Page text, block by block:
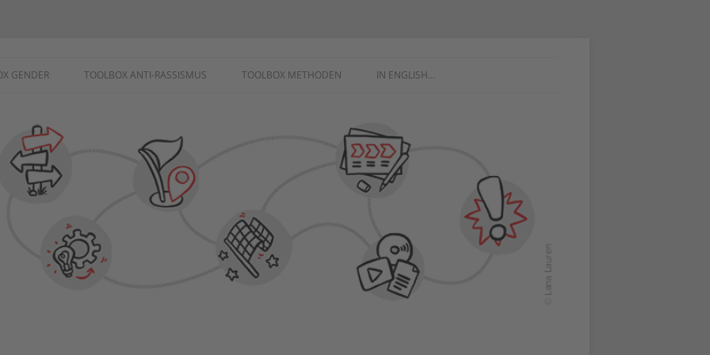
GENDER TOOLBOX ANTI-RASSISMUS TOOLBOX METHODEN IN ENGLISH…